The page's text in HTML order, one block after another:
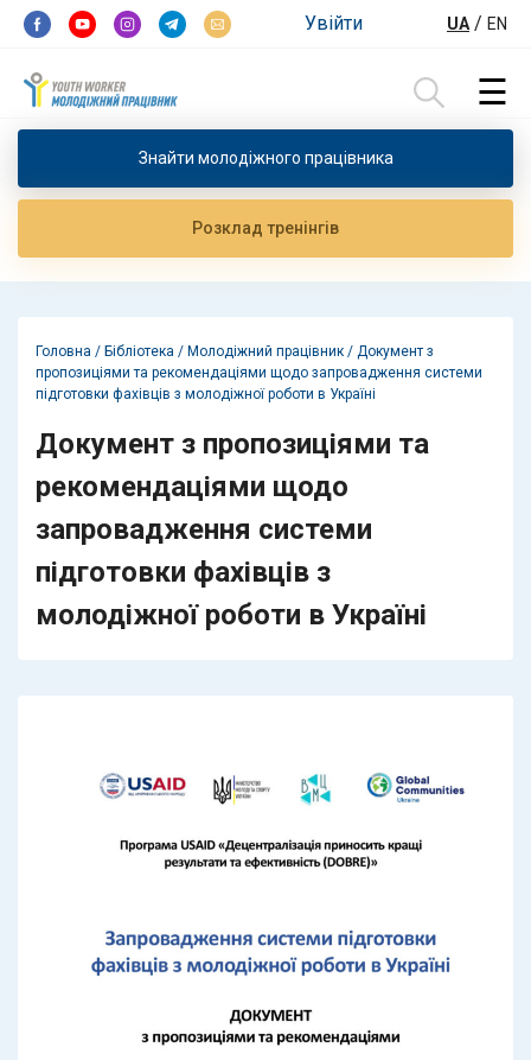
Перейти до контенту Увійти UA/ EN
Пошук: ☰
Знайти молодiжного працiвника
Розклад тренiнгiв
Головна / Бібліотека / Молодіжний працівник / Документ з
пропозиціями та рекомендаціями щодо запровадження системи
підготовки фахівців з молодіжної роботи в Україні
Документ з пропозиціями та
рекомендаціями щодо
запровадження системи
підготовки фахівців з
молодіжної роботи в Україні